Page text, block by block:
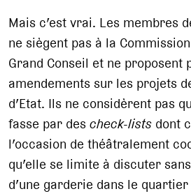
Mais c’est vrai. Les membres
ne siègent pas à la
Grand Conseil et ne proposent
amendements sur les projets
d’Etat. Ils ne considèrent pas
fasse par descheck-lists dont
l’occasion de théâtralement
qu’elle se limite à discuter
d’une garderie dans le